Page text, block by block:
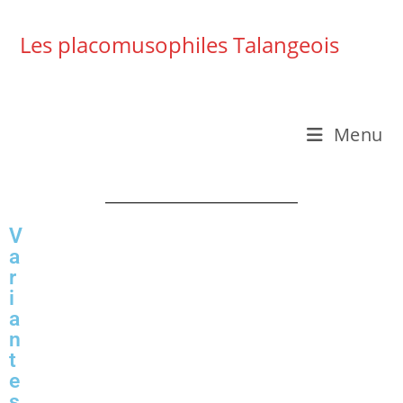
Les placomusophiles Talangeois
Menu
V
a
r
i
a
n
t
e